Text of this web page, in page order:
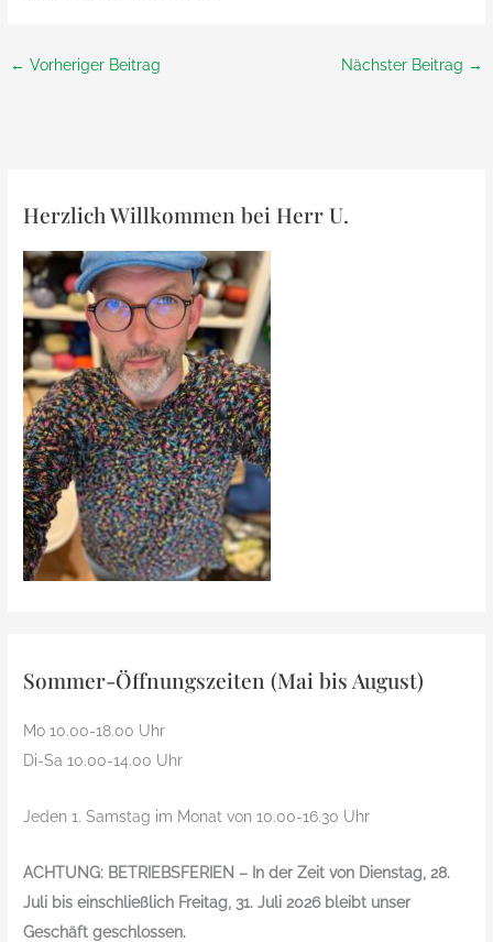
← Vorheriger Beitrag Nächster Beitrag →
Herzlich Willkommen bei Herr U.
Sommer-Öffnungszeiten (Mai bis August)
Mo 10.00-18.00 Uhr
Di-Sa 10.00-14.00 Uhr
Jeden 1. Samstag im Monat von 10.00-16.30 Uhr
ACHTUNG: BETRIEBSFERIEN – In der Zeit von Dienstag, 28.
Juli bis einschließlich Freitag, 31. Juli 2026 bleibt unser
Geschäft geschlossen.